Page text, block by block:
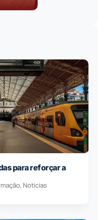
para reforçar a
, Notícias